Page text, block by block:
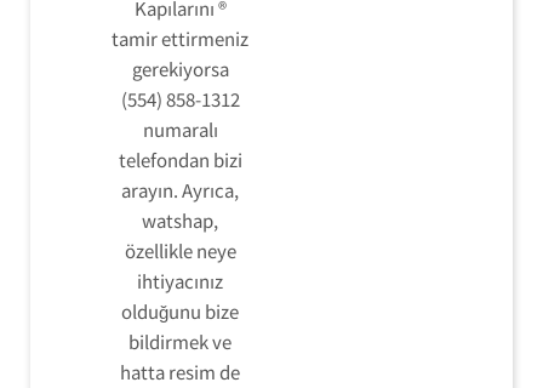
Kapılarını ®
tamir ettirmeniz
gerekiyorsa
(554) 858-1312
numaralı
telefondan bizi
arayın. Ayrıca,
watshap,
özellikle neye
ihtiyacınız
olduğunu bize
bildirmek ve
hatta resim de